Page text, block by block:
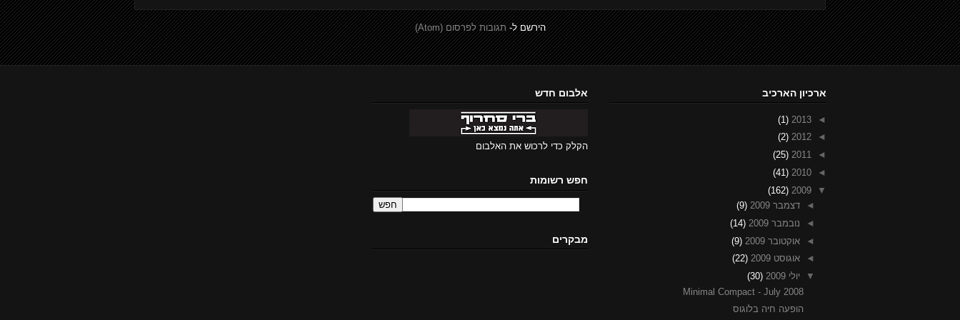
הירשם ל-תגובות לפרסום (Atom)
ארכיון הארכיב
◄
2013
(1)
◄
2012
(2)
◄
2011
(25)
◄
2010
(41)
▼
2009
(162)
◄ דצמבר 2009
(9)
◄ נובמבר 2009
(14)
◄ אוקטובר 2009
(9)
◄ אוגוסט 2009
(22)
▼ יולי 2009
(30)
Minimal Compact - July 2008
הופעה חיה בלוגוס
אלבום חדש
הקלק כדי לרכוש את האלבום
חפש רשומות
מבקרים